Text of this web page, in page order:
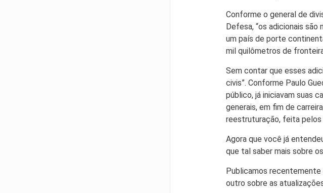
Conforme o general de
Defesa, “os adicionais
um país de porte
mil quilômetros de
Sem contar que esses
civis”. Conforme Paulo
público, já iniciavam suas
generais, em fim de
reestruturação, feita pelos
Agora que você já
que tal saber mais sobre
Publicamos
outro sobre as